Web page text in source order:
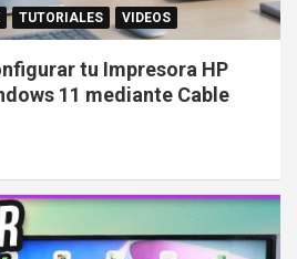
TUTORIALES VIDEOS
tu Impresora HP
11 mediante Cable